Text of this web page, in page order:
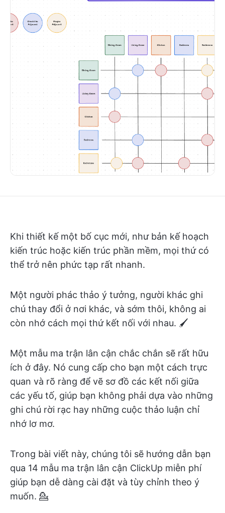
Khi thiết kế một bố cục mới, như bản kế hoạch
kiến trúc hoặc kiến trúc phần mềm, mọi thứ có
thể trở nên phức tạp rất nhanh.
Một người phác thảo ý tưởng, người khác ghi
chú thay đổi ở nơi khác, và sớm thôi, không ai
còn nhớ cách mọi thứ kết nối với nhau. 🖌️
Một mẫu ma trận lân cận chắc chắn sẽ rất hữu
ích ở đây. Nó cung cấp cho bạn một cách trực
quan và rõ ràng để vẽ sơ đồ các kết nối giữa
các yếu tố, giúp bạn không phải dựa vào những
ghi chú rời rạc hay những cuộc thảo luận chỉ
nhớ lơ mơ.
Trong bài viết này, chúng tôi sẽ hướng dẫn bạn
qua 14 mẫu ma trận lân cận ClickUp miễn phí
giúp bạn dễ dàng cài đặt và tùy chỉnh theo ý
muốn. 💁